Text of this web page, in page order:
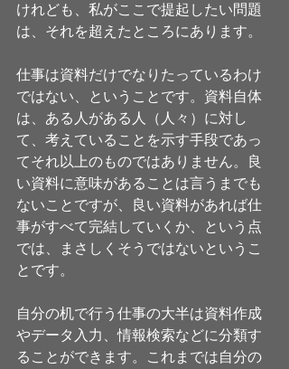
けれども、私がここで提起したい問題
は、それを超えたところにあります。
仕事は資料だけでなりたっているわけ
ではない、ということです。資料自体
は、ある人がある人（人々）に対し
て、考えていることを示す手段であっ
てそれ以上のものではありません。良
い資料に意味があることは言うまでも
ないことですが、良い資料があれば仕
事がすべて完結していくか、という点
では、まさしくそうではないというこ
とです。
自分の机で行う仕事の大半は資料作成
やデータ入力、情報検索などに分類す
ることができます。これまでは自分の